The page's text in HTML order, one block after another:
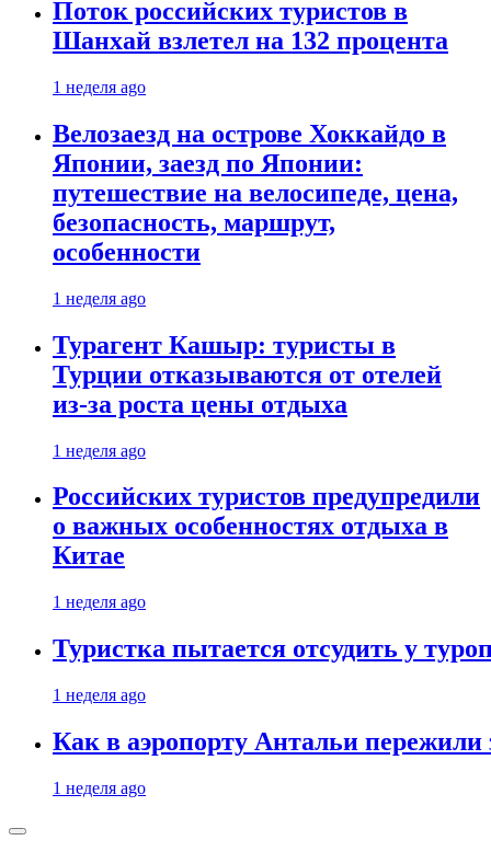
Поток российских туристов в
Шанхай взлетел на 132 процента
1 неделя ago
Велозаезд на острове Хоккайдо в
Японии, заезд по Японии:
путешествие на велосипеде, цена,
безопасность, маршрут,
особенности
1 неделя ago
Турагент Кашыр: туристы в
Турции отказываются от отелей
из-за роста цены отдыха
1 неделя ago
Российских туристов предупредили
о важных особенностях отдыха в
Китае
1 неделя ago
Туристка пытается отсудить у
1 неделя ago
Как в аэропорту Антальи
1 неделя ago